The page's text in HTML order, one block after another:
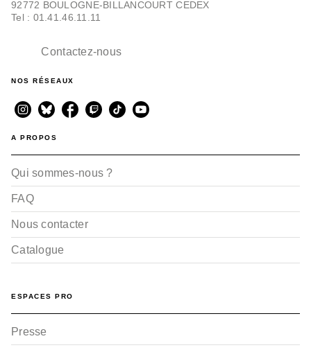
92772 BOULOGNE-BILLANCOURT CEDEX
Tel : 01.41.46.11.11
Contactez-nous
NOS RÉSEAUX
A PROPOS
Qui sommes-nous ?
FAQ
Nous contacter
Catalogue
ESPACES PRO
Presse